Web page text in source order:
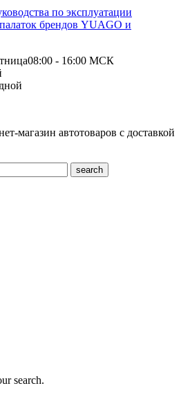
по эксплуатации
брендов YUAGO и
08:00 - 16:00 МСК
магазин автотоваров с доставкой
search.